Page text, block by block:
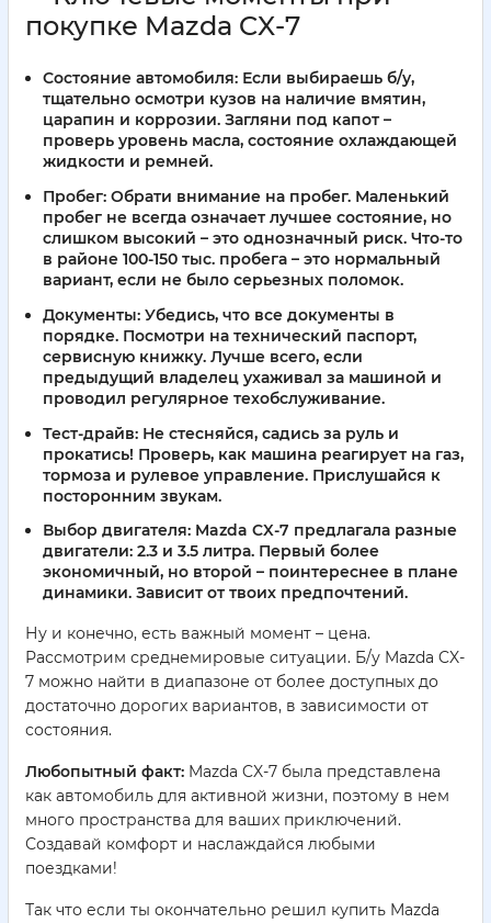
покупке Mazda CX-7
Состояние автомобиля: Если выбираешь б/у,
тщательно осмотри кузов на наличие вмятин,
царапин и коррозии. Загляни под капот –
проверь уровень масла, состояние охлаждающей
жидкости и ремней.
Пробег: Обрати внимание на пробег. Маленький
пробег не всегда означает лучшее состояние, но
слишком высокий – это однозначный риск. Что-то
в районе 100-150 тыс. пробега – это нормальный
вариант, если не было серьезных поломок.
Документы: Убедись, что все документы в
порядке. Посмотри на технический паспорт,
сервисную книжку. Лучше всего, если
предыдущий владелец ухаживал за машиной и
проводил регулярное техобслуживание.
Тест-драйв: Не стесняйся, садись за руль и
прокатись! Проверь, как машина реагирует на газ,
тормоза и рулевое управление. Прислушайся к
посторонним звукам.
Выбор двигателя: Mazda CX-7 предлагала разные
двигатели: 2.3 и 3.5 литра. Первый более
экономичный, но второй – поинтереснее в плане
динамики. Зависит от твоих предпочтений.
Ну и конечно, есть важный момент – цена.
Рассмотрим среднемировые ситуации. Б/у Mazda CX-
7 можно найти в диапазоне от более доступных до
достаточно дорогих вариантов, в зависимости от
состояния.
Любопытный факт: Mazda CX-7 была представлена
как автомобиль для активной жизни, поэтому в нем
много пространства для ваших приключений.
Создавай комфорт и наслаждайся любыми
поездками!
Так что если ты окончательно решил купить Mazda